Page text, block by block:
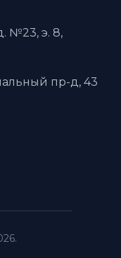
№23, э. 8,
пр-д, 43